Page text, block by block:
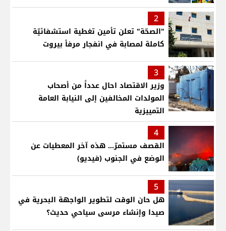
2
"الصحّة" تعلن تأمين تغطية استشفائيّة
كاملة لمصابة في انفجار مرفأ بيروت
3
وزير الاقتصاد احال عدداً من أصحاب
المولدات المخالفين إلى النيابة العامة
التمييزية
4
القصف مستمرّ... هذه آخر المعطيات عن
الوضع في الجنوب (فيديو)
5
هل حان الوقت لتطوير الواجهة البحرية في
صيدا وإنشاء مرسى سياحي حديث؟